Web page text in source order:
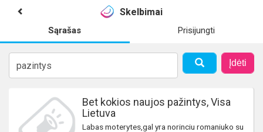
Skelbimai
Sąrašas Prisijungti
Įdėti
Bet kokios naujos pažintys, Visa
Lietuva
Labas moterytes,gal yra norinciu romaniuko su